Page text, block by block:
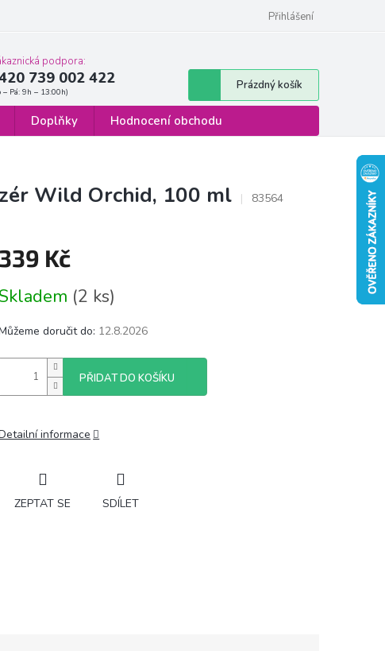
Formulář pro odstoupení od smlouvy
Přihlášení
podpora:
739 002 422
Nákupní
košík
Prázdný košík
Doplňky Hodnocení obchodu
Wild Orchid, 100 ml
83564
339 Kč
(2 ks)
doručit do: 12.8.2026
PŘIDAT DO KOŠÍKU
informace
ZEPTAT SE SDÍLET